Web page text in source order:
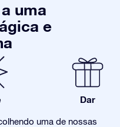
uma
e
Dar
uma de nossas